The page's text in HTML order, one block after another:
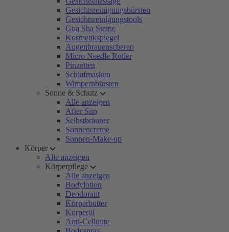
Gesichtsreinigungsbürsten
Gesichtsreinigungstools
Gua Sha Steine
Kosmetikspiegel
Augenbrauenscheren
Micro Needle Roller
Pinzetten
Schlafmasken
Wimpernbürsten
Sonne & Schutz
Alle anzeigen
After Sun
Selbstbräuner
Sonnencreme
Sonnen-Make-up
Körper
Alle anzeigen
Körperpflege
Alle anzeigen
Bodylotion
Deodorant
Körperbutter
Körperöl
Anti-Cellulite